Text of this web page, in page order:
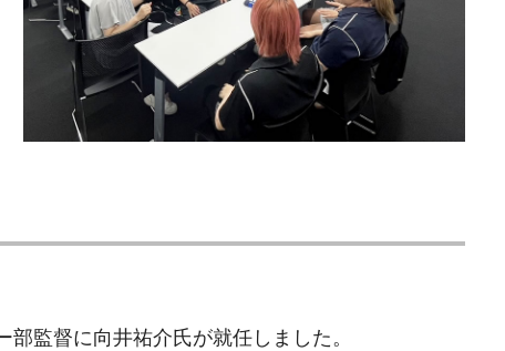
監督に向井祐介氏が就任しました。